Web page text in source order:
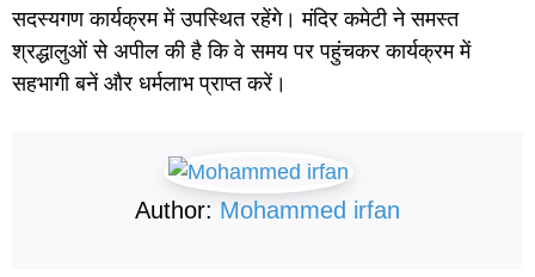
सदस्यगण कार्यक्रम में उपस्थित रहेंगे। मंदिर कमेटी ने समस्त
श्रद्धालुओं से अपील की है कि वे समय पर पहुंचकर कार्यक्रम में
सहभागी बनें और धर्मलाभ प्राप्त करें।
Author: Mohammed irfan